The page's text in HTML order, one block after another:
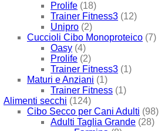
Prolife (18)
Trainer Fitness3 (12)
Unipro (2)
Cuccioli Cibo Monoproteico (7)
Oasy (4)
Prolife (2)
Trainer Fitness3 (1)
Maturi e Anziani (1)
Trainer Fitness (1)
Alimenti secchi (124)
Cibo Secco per Cani Adulti (98)
Adulti Taglia Grande (28)